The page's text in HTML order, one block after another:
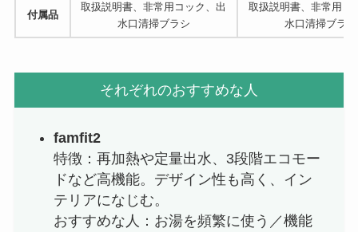
付属品
取扱説明書、非常用コック、出
水口清掃ブラシ
取扱説明書、非常用コ
水口清掃ブラシ
それぞれのおすすめな人
famfit2
特徴：再加熱や定量出水、3段階エコモー
ドなど高機能。デザイン性も高く、イン
テリアになじむ。
おすすめな人：お湯を頻繁に使う／機能